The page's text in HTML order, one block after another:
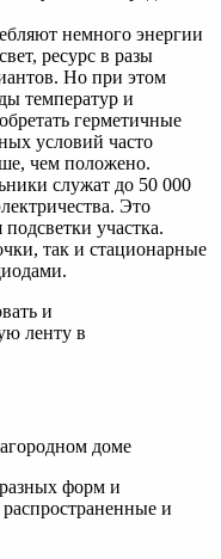
немного энергии
ресурс в разы
Но при этом
температур и
герметичные
условий часто
чем положено.
служат до 50 000
Это
участка.
так и стационарные
и
ленту в
форм и
и